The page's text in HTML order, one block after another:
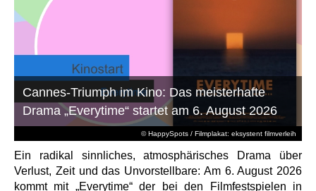
© HappySpots / Filmplakat: eksystent filmverleih
Cannes-Triumph im Kino: Das meisterhafte
Drama „Everytime“ startet am 6. August 2026
Ein radikal sinnliches, atmosphärisches Drama über
Verlust, Zeit und das Unvorstellbare: Am 6. August 2026
kommt mit „Everytime“ der bei den Filmfestspielen in